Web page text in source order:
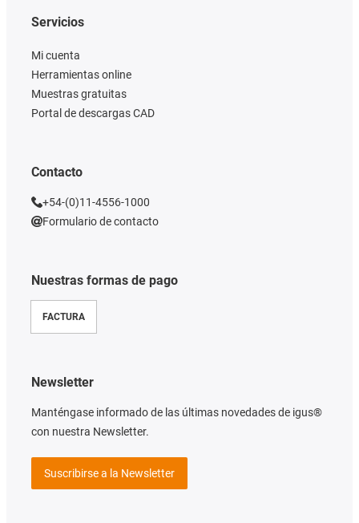
Nuestras formas de pago
FACTURA
Servicios
Mi cuenta
Herramientas online
Muestras gratuitas
Portal de descargas CAD
Contacto
+54-(0)11-4556-1000
Formulario de contacto
Newsletter
Manténgase informado de las últimas novedades de igus®
con nuestra Newsletter.
Suscribirse a la Newsletter